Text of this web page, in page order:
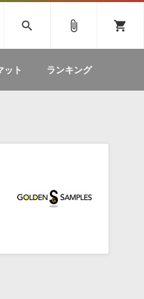
自由自在な、次世代
search attach_file shopping_cart
ット ランキング